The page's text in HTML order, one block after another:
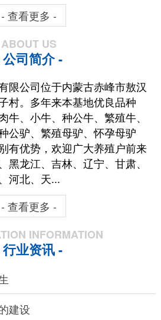
- 查看更多 -
ABOUT US
司简介 -
限公司位于内蒙古赤峰市敖汉
村。多年来本基地优良品种
牛、小牛、种公牛、繁殖牛、
公驴、繁殖母驴、怀孕母驴
有优势，欢迎广大养殖户前来
黑龙江、吉林、辽宁、甘肃、
河北、天...
- 查看更多 -
INFORMATION
业资讯 -
建设